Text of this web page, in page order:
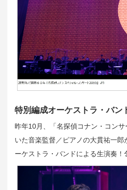
特別編成オーケストラ・バン
昨年10月、「名探偵コナン・コン
いた音楽監督／ピアノの大貫祐一郎
ーケストラ・バンドによる生演奏！